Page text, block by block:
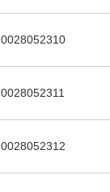
0028052310
0028052311
0028052312